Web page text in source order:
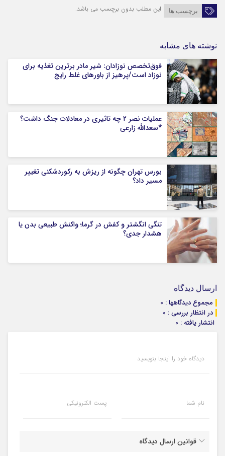
برچسب ها این مطلب بدون برچسب می باشد.
نوشته های مشابه
فوق‌تخصص نوزادان: شیر مادر برترین تغذیه برای
نوزاد است/پرهیز از باورهای غلط رایج
عملیات نصر ۲ چه تاثیری در معادلات جنگ داشت؟
*سعدالله زارعی
بورس تهران چگونه از ریزش به رکوردشکنی تغییر
مسیر داد؟
تنگی انگشتر و کفش در گرما؛ واکنش طبیعی بدن یا
هشدار جدی؟
ارسال دیدگاه
مجموع دیدگاهها : 0
در انتظار بررسی : 0
انتشار یافته : 0
دیدگاه خود را اینجا بنویسید
نام شما پست الکترونیکی
قوانین ارسال دیدگاه